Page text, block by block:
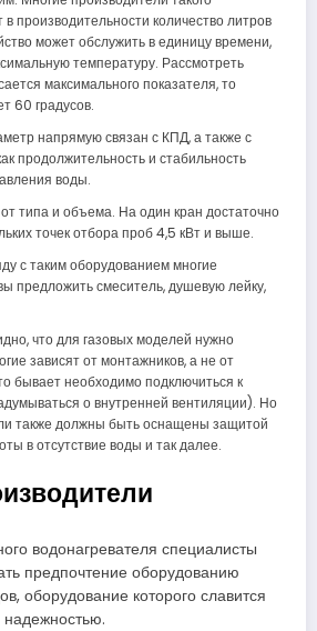
производительности количество литров
может обслужить в единицу времени,
температуру. Рассмотреть
максимального показателя, то
60 градусов.
напрямую связан с КПД, а также с
продолжительность и стабильность
воды.
типа и объема. На один кран достаточно
точек отбора проб 4,5 кВт и выше.
с таким оборудованием многие
предложить смеситель, душевую лейку,
что для газовых моделей нужно
зависят от монтажников, а не от
бывает необходимо подключиться к
о внутренней вентиляции). Но
также должны быть оснащены защитой
в отсутствие воды и так далее.
водонагревателя специалисты
предпочтение оборудованию
оборудование которого славится